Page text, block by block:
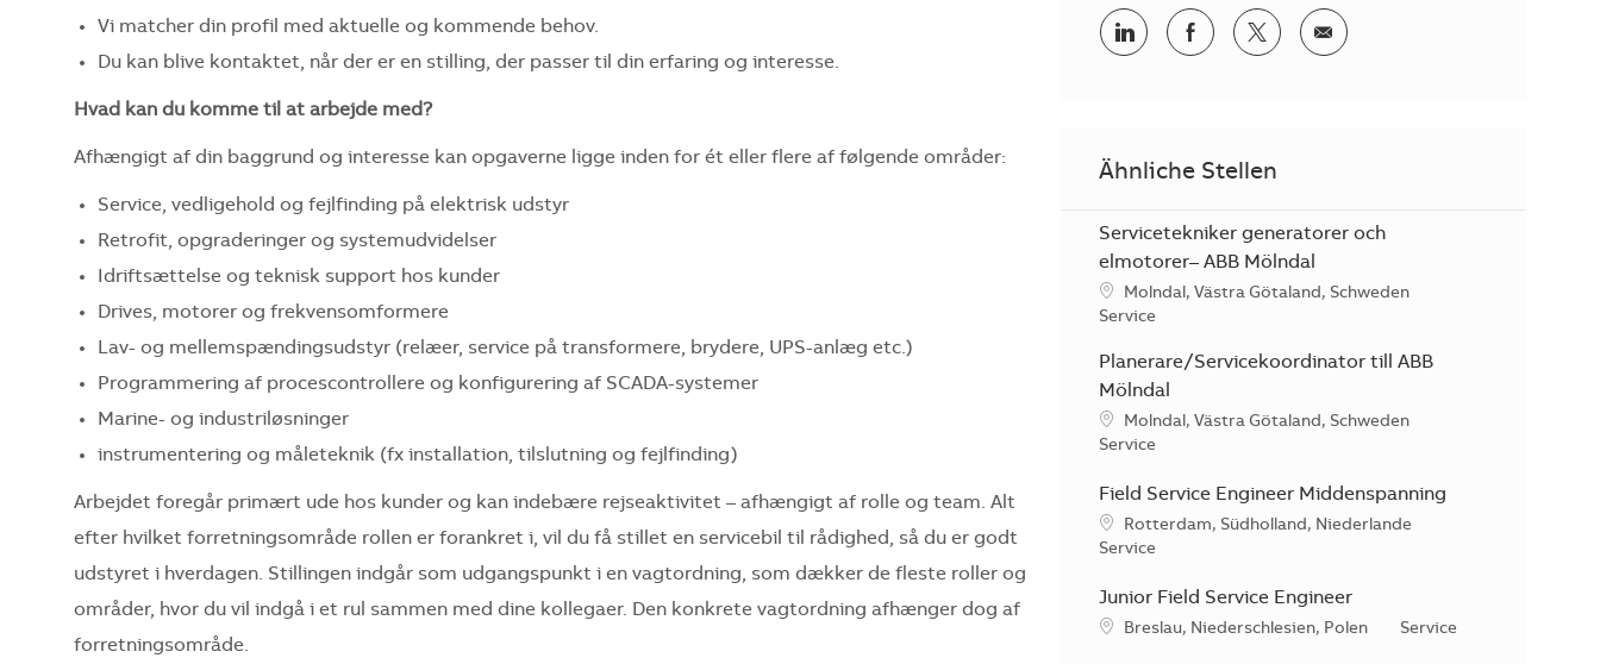
Vi matcher din profil med aktuelle og kommende behov.
Du kan blive kontaktet, når der er en stilling, der passer til din erfaring og interesse.
Hvad kan du komme til at arbejde med?
Afhængigt af din baggrund og interesse kan opgaverne ligge inden for ét eller flere af følgende områder:
Service, vedligehold og fejlfinding på elektrisk udstyr
Retrofit, opgraderinger og systemudvidelser
Idriftsættelse og teknisk support hos kunder
Drives, motorer og frekvensomformere
Lav- og mellemspændingsudstyr (relæer, service på transformere, brydere, UPS-anlæg etc.)
Programmering af procescontrollere og konfigurering af SCADA-systemer
Marine- og industriløsninger
instrumentering og måleteknik (fx installation, tilslutning og fejlfinding)
Arbejdet foregår primært ude hos kunder og kan indebære rejseaktivitet – afhængigt af rolle og team. Alt
efter hvilket forretningsområde rollen er forankret i, vil du få stillet en servicebil til rådighed, så du er godt
udstyret i hverdagen. Stillingen indgår som udgangspunkt i en vagtordning, som dækker de fleste roller og
områder, hvor du vil indgå i et rul sammen med dine kollegaer. Den konkrete vagtordning afhænger dog af
forretningsområde.
Teilen via LinkedInTeilen via Facebook
Teilen via Twitter
Teilen via E-Mail
Ähnliche Stellen
Servicetekniker generatorer och
elmotorer– ABB Mölndal
Standort
Molndal, Västra Götaland, Schweden
Kategorie
Service
Planerare/Servicekoordinator till ABB
Mölndal
Standort
Molndal, Västra Götaland, Schweden
Kategorie
Service
Field Service Engineer Middenspanning
Standort
Rotterdam, Südholland, Niederlande
Kategorie
Service
Junior Field Service Engineer
Standort
Breslau, Niederschlesien, Polen Kategorie
Service